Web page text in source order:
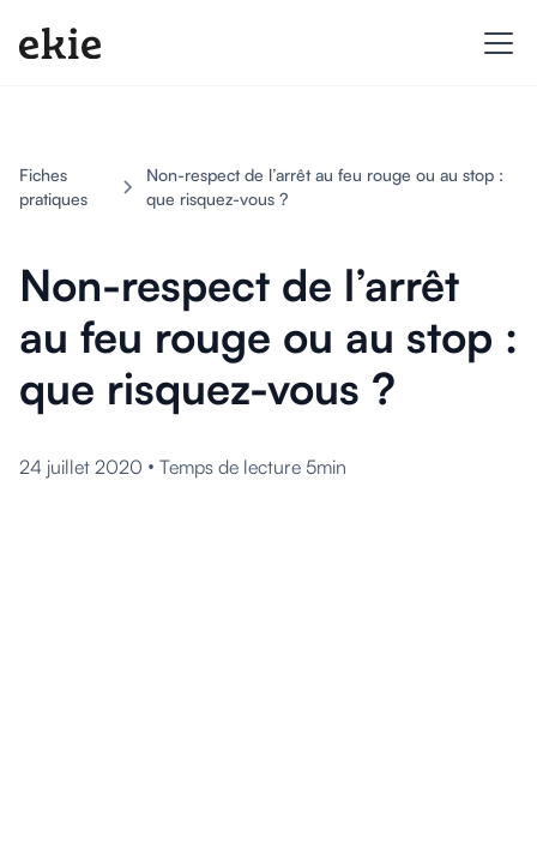
Fiches
pratiques
Non-respect de l’arrêt au feu rouge ou au stop :
que risquez-vous ?
Non-respect de l’arrêt
au feu rouge ou au stop :
que risquez-vous ?
24 juillet 2020 • Temps de lecture 5min